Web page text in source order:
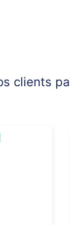
clients